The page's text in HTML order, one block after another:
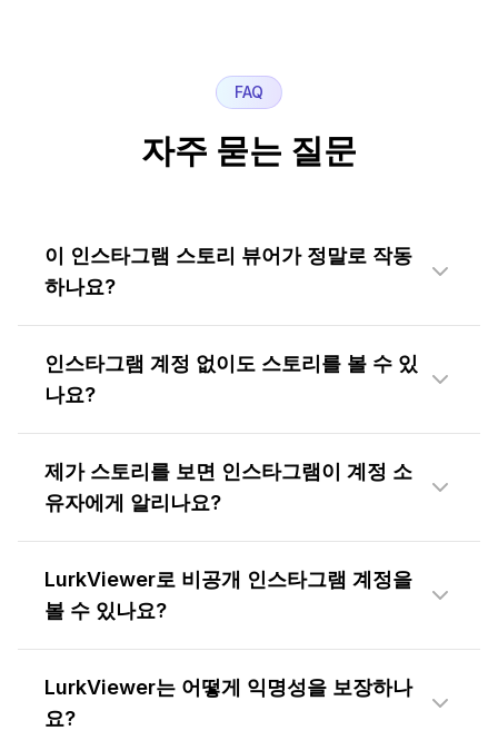
FAQ
자주 묻는 질문
이 인스타그램 스토리 뷰어가 정말로 작동
하나요?
인스타그램 계정 없이도 스토리를 볼 수 있
나요?
제가 스토리를 보면 인스타그램이 계정 소
유자에게 알리나요?
LurkViewer로 비공개 인스타그램 계정을
볼 수 있나요?
LurkViewer는 어떻게 익명성을 보장하나
요?